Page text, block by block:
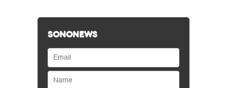
SONONEWS